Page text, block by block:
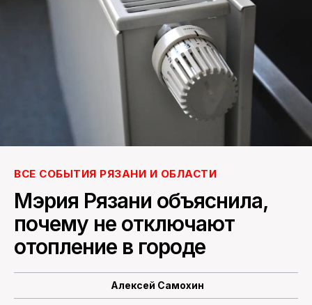
ПОИСК ПО САЙТУ
ВСЕ СОБЫТИЯ РЯЗАНИ И ОБЛАСТИ
Мэрия Рязани объяснила,
почему не отключают
отопление в городе
Алексей Самохин